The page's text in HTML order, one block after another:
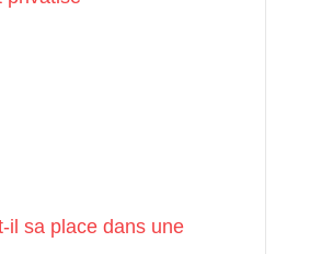
il sa place dans une